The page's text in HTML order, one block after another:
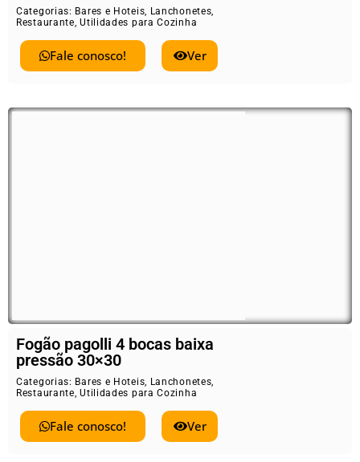
Categorias: Bares e Hoteis, Lanchonetes,
Restaurante,Utilidades para Cozinha
Fale conosco! Ver
Fogão pagolli 4 bocas baixa
pressão 30×30
Categorias: Bares e Hoteis, Lanchonetes,
Restaurante,Utilidades para Cozinha
Fale conosco! Ver